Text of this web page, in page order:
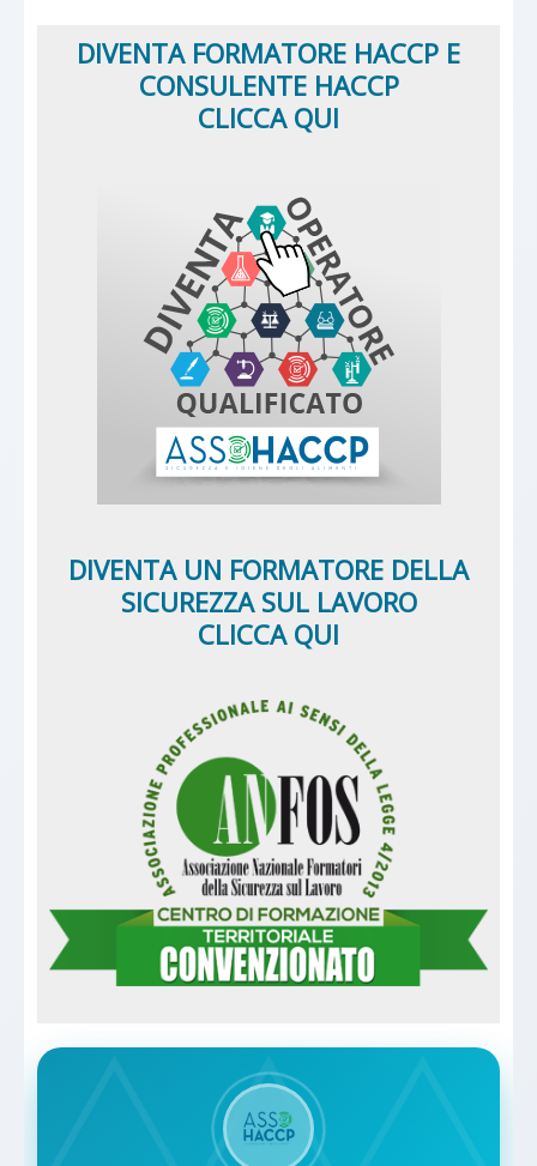
DIVENTA FORMATORE HACCP E
CONSULENTE HACCP
CLICCA QUI
DIVENTA UN FORMATORE DELLA
SICUREZZA SUL LAVORO
CLICCA QUI
✓